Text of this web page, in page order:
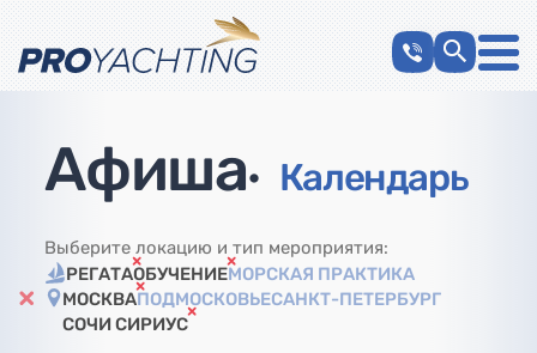
Афиша• Календарь
Выберите локацию и тип мероприятия:
РЕГАТАОБУЧЕНИЕМОРСКАЯ ПРАКТИКА
МОСКВАПОДМОСКОВЬЕСАНКТ-ПЕТЕРБУРГ
СОЧИ СИРИУС